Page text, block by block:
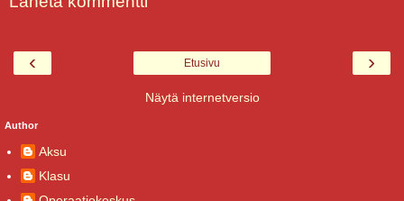
‹ ›
Etusivu
Näytä internetversio
Author
Aksu
Klasu